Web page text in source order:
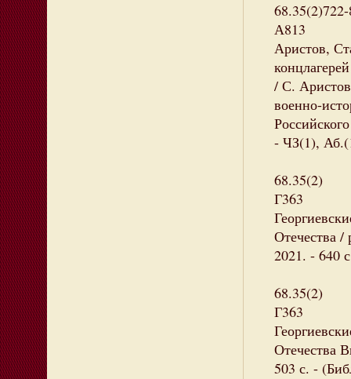
А813
Аристов,
/ С.
военно-
- ЧЗ(1),
68.35(2)
Г363
Отечества
2021. - 640
68.35(2)
Г363
Отечества
503 с. -